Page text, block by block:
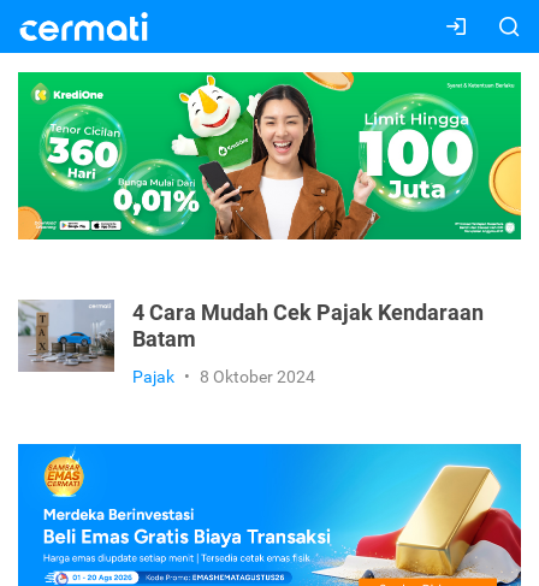
4 Cara Mudah Cek Pajak Kendaraan
Batam
Pajak • 8 Oktober 2024